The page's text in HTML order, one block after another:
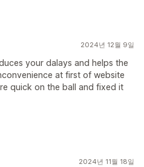
2024년 12월 9일
your dalays and helps the
at first of website
quick on the ball and fixed it
2024년 11월 18일